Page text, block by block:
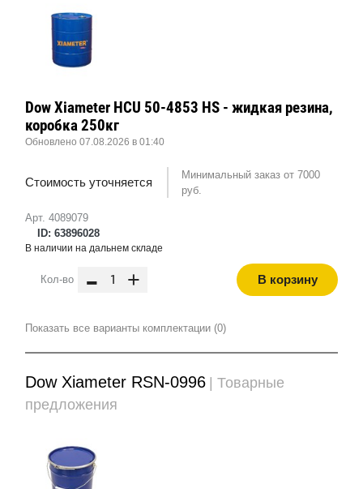
Арт. 4089079
ID: 63896028
Dow Xiameter HCU 50-4853 HS - жидкая резина,
коробка 250кг
Обновлено 07.08.2026 в 01:40
Стоимость уточняется
Минимальный заказ от 7000
руб.
В наличии на дальнем складе
Кол-во - + В корзину
Показать все варианты комплектации (0)
Dow Xiameter RSN-0996
| Товарные
предложения